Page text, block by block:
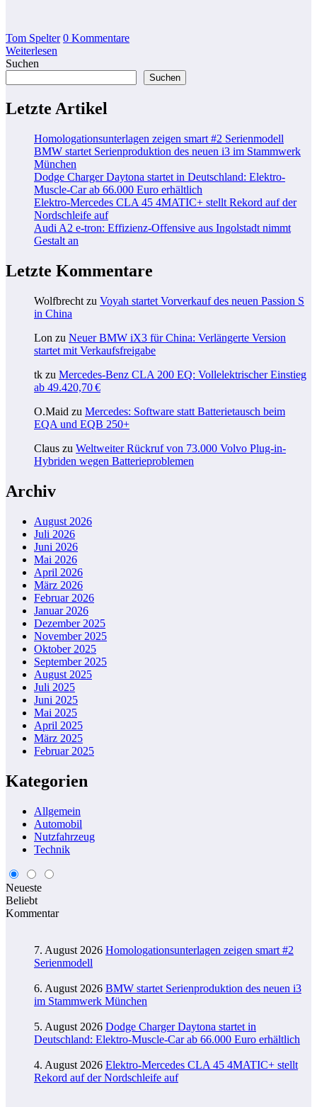
Tom Spelter 0 Kommentare
Weiterlesen
Suchen
Suchen
Letzte Artikel
Homologationsunterlagen zeigen smart #2 Serienmodell
BMW startet Serienproduktion des neuen i3 im Stammwerk
München
Dodge Charger Daytona startet in Deutschland: Elektro-
Muscle-Car ab 66.000 Euro erhältlich
Elektro-Mercedes CLA 45 4MATIC+ stellt Rekord auf der
Nordschleife auf
Audi A2 e-tron: Effizienz-Offensive aus Ingolstadt nimmt
Gestalt an
Letzte Kommentare
Wolfbrecht zu Voyah startet Vorverkauf des neuen Passion S
in China
Lon zu Neuer BMW iX3 für China: Verlängerte Version
startet mit Verkaufsfreigabe
tk zu Mercedes-Benz CLA 200 EQ: Vollelektrischer Einstieg
ab 49.420,70 €
O.Maid zu Mercedes: Software statt Batterietausch beim
EQA und EQB 250+
Claus zu Weltweiter Rückruf von 73.000 Volvo Plug-in-
Hybriden wegen Batterieproblemen
Archiv
August 2026
Juli 2026
Juni 2026
Mai 2026
April 2026
März 2026
Februar 2026
Januar 2026
Dezember 2025
November 2025
Oktober 2025
September 2025
August 2025
Juli 2025
Juni 2025
Mai 2025
April 2025
März 2025
Februar 2025
Kategorien
Allgemein
Automobil
Nutzfahrzeug
Technik
Neueste
Beliebt
Kommentar
7. August 2026 Homologationsunterlagen zeigen smart #2
Serienmodell
6. August 2026 BMW startet Serienproduktion des neuen i3
im Stammwerk München
5. August 2026 Dodge Charger Daytona startet in
Deutschland: Elektro-Muscle-Car ab 66.000 Euro erhältlich
4. August 2026 Elektro-Mercedes CLA 45 4MATIC+ stellt
Rekord auf der Nordschleife auf